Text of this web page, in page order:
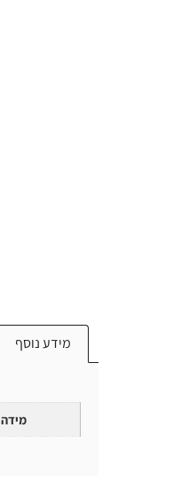
מידע נוסף
מידה